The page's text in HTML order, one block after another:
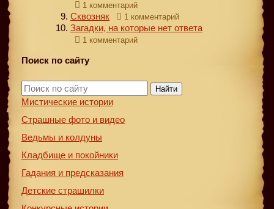
1 комментарий
Сквозняк 1 комментарий
Загадки, на которые нет ответа
1 комментарий
Поиск по сайту
Найти
Мистические истории
Страшные фото и видео
Ведьмы и колдуны
Кладбище и покойники
Гадания и предсказания
Детские страшилки